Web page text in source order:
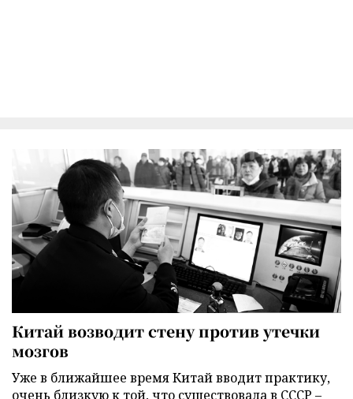
Китай возводит стену против утечки
мозгов
Уже в ближайшее время Китай вводит практику,
очень близкую к той, что существовала в СССР –